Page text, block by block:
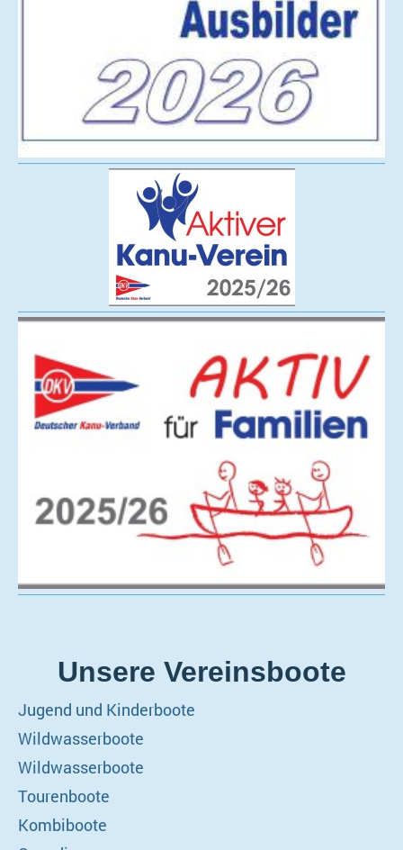
Unsere Vereinsboote
Jugend und Kinderboote
Wildwasserboote
Wildwasserboote
Tourenboote
Kombiboote